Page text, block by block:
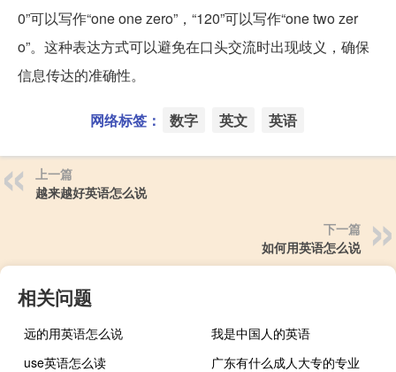
0”可以写作“one one zero”，“120”可以写作“one two zer
o”。这种表达方式可以避免在口头交流时出现歧义，确保
信息传达的准确性。
网络标签： 数字 英文 英语
上一篇
越来越好英语怎么说
下一篇
如何用英语怎么说
相关问题
远的用英语怎么说
我是中国人的英语
use英语怎么读
广东有什么成人大专的专业